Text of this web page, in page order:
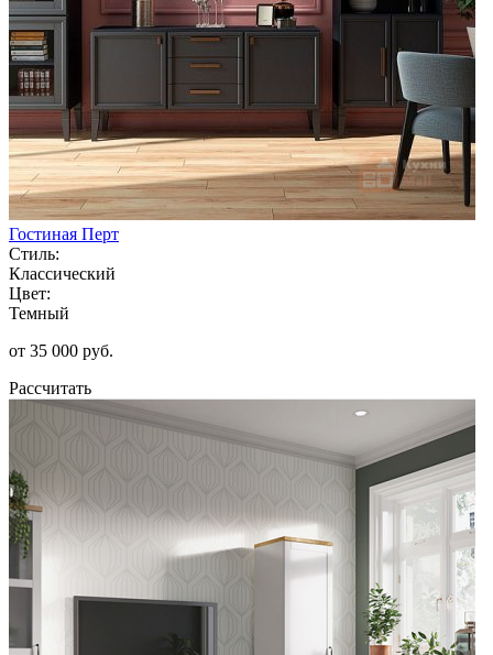
Гостиная Перт
Стиль:
Классический
Цвет:
Темный
от 35 000 руб.
Рассчитать